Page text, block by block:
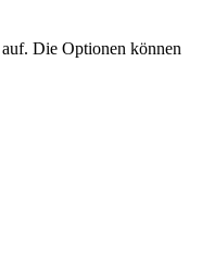
Die Optionen können